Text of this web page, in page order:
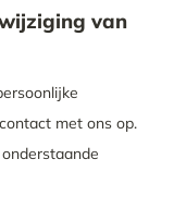
van
met ons op.